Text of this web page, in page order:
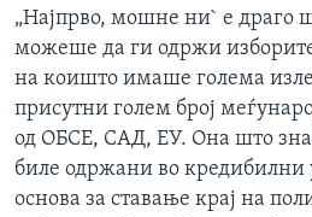
„Најпрво, мошне ни` е драго
можеше да ги одржи
на коишто имаше голема
присутни голем број
од ОБСЕ, САД, ЕУ. Она што
биле одржани во кредибилни
основа за ставање крај на